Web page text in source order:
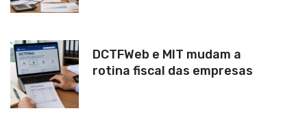
DCTFWeb e MIT mudam a
rotina fiscal das empresas